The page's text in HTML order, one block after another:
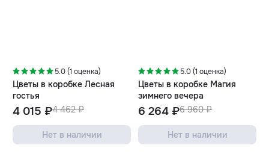
5.0 (1 оценка)
Цветы в коробке Лесная
гостья
4 462 ₽
4 015 ₽
Нет в наличии
5.0 (1 оценка)
Цветы в коробке Магия
зимнего вечера
6 960 ₽
6 264 ₽
Нет в наличии